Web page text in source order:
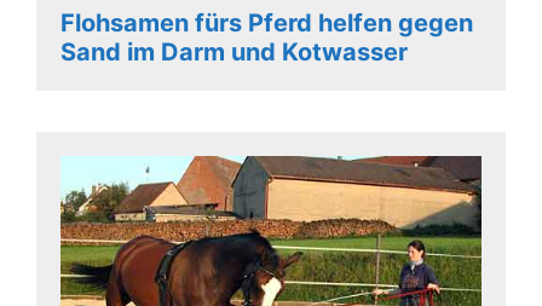
Flohsamen fürs Pferd helfen gegen
Sand im Darm und Kotwasser